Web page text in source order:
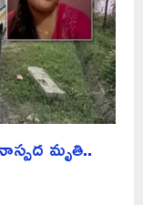
మృతి..